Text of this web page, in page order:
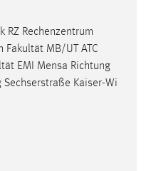
Rechenzentrum
MB/UT ATC
EMI Mensa Richtung
Sechserstraße Kaiser-Wi